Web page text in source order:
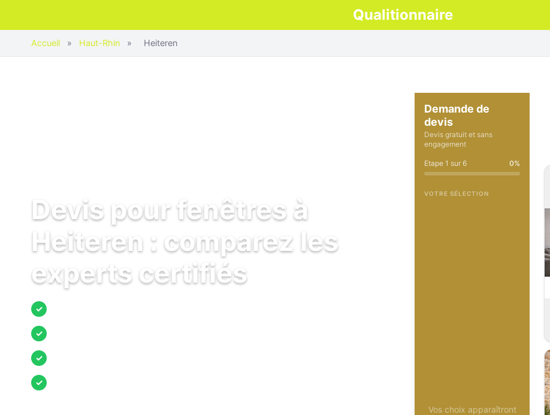
Qualitionnaire
Accueil » Haut-Rhin » Heiteren
Devis pour fenêtres à
Heiteren : comparez les
experts certifiés
✓
✓
✓
✓
Demande de
devis
Devis gratuit et sans
engagement
Etape 1 sur 6 0%
VOTRE SÉLECTION
Vos choix apparaîtront